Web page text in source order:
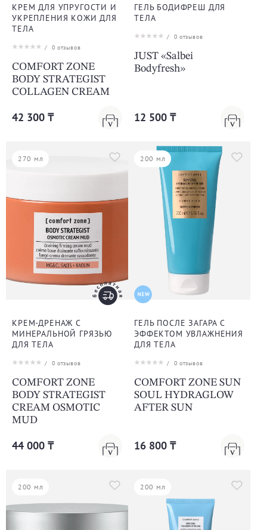
КРЕМ ДЛЯ УПРУГОСТИ И
УКРЕПЛЕНИЯ КОЖИ ДЛЯ
ТЕЛА
/ 0 отзывов
COMFORT ZONE
BODY STRATEGIST
COLLAGEN CREAM
42 300 ₸
ГЕЛЬ БОДИФРЕШ ДЛЯ
ТЕЛА
/ 0 отзывов
JUST «Salbei
Bodyfresh»
12 500 ₸
270 мл
КРЕМ-ДРЕНАЖ С
МИНЕРАЛЬНОЙ ГРЯЗЬЮ
ДЛЯ ТЕЛА
/ 0 отзывов
COMFORT ZONE
BODY STRATEGIST
CREAM OSMOTIC
MUD
44 000 ₸
200 мл
ГЕЛЬ ПОСЛЕ ЗАГАРА С
ЭФФЕКТОМ УВЛАЖНЕНИЯ
ДЛЯ ТЕЛА
/ 0 отзывов
COMFORT ZONE SUN
SOUL HYDRAGLOW
AFTER SUN
16 800 ₸
200 мл 200 мл